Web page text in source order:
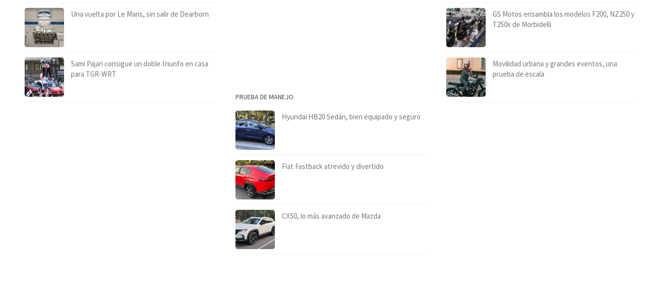
Una vuelta por Le Mans, sin salir de Dearborn
Sami Pajari consigue un doble triunfo en casa
para TGR-WRT
PRUEBA DE MANEJO
Hyundai HB20 Sedán, bien equipado y seguro
Fiat Fastback atrevido y divertido
CX50, lo más avanzado de Mazda
GS Motos ensambla los modelos F200, NZ250 y
T250x de Morbidelli
Movilidad urbana y grandes eventos, una
prueba de escala